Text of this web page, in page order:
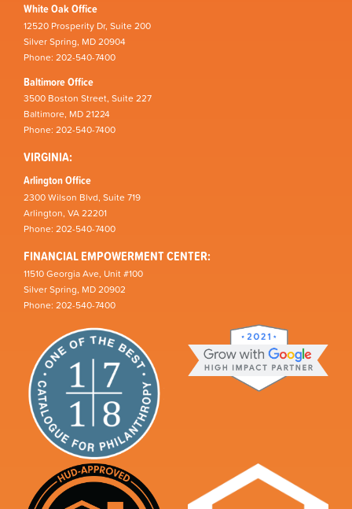
White Oak Office
12520 Prosperity Dr, Suite 200
Silver Spring, MD 20904
Phone: 202-540-7400
Baltimore Office
3500 Boston Street, Suite 227
Baltimore, MD 21224
Phone: 202-540-7400
VIRGINIA:
Arlington Office
2300 Wilson Blvd, Suite 719
Arlington, VA 22201
Phone: 202-540-7400
FINANCIAL EMPOWERMENT CENTER:
11510 Georgia Ave, Unit #100
Silver Spring, MD 20902
Phone: 202-540-7400